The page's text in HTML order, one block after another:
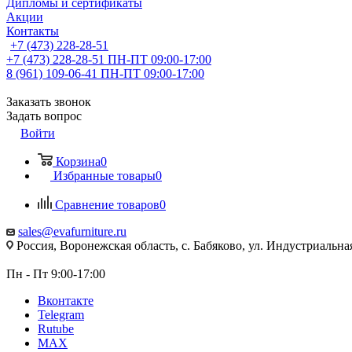
Дипломы и сертификаты
Акции
Контакты
+7 (473) 228-28-51
+7 (473) 228-28-51 ПН-ПТ 09:00-17:00
8 (961) 109-06-41 ПН-ПТ 09:00-17:00
Заказать звонок
Задать вопрос
Войти
Корзина0
Избранные товары0
Сравнение товаров0
sales@evafurniture.ru
Россия, Воронежская область, с. Бабяково, ул.
Пн - Пт 9:00-17:00
Вконтакте
Telegram
Rutube
MAX